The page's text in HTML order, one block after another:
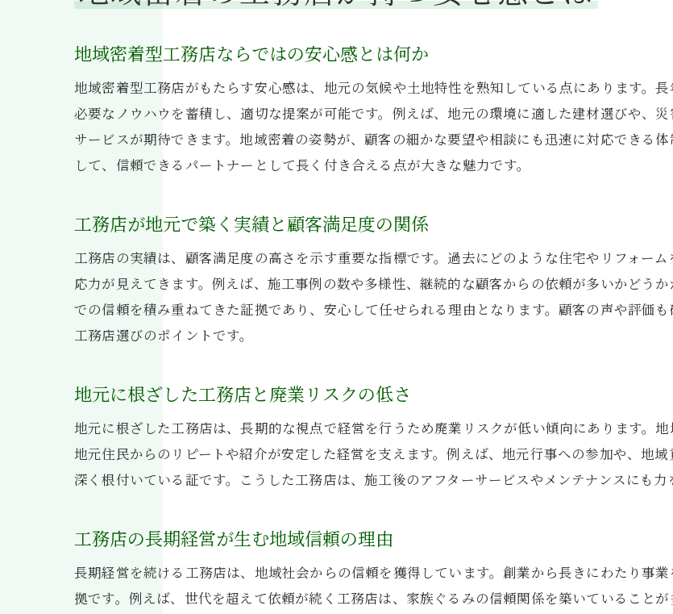
工務店選びでアフター対応を確認する方法
アフターサービス体制強化と工務店業績の
工務店の実績や業績比較で選ぶ住宅建築
複数工務店を比較するときの重要な視点
工務店の経営安定性と建築品質の違い
住宅建築時に工務店選びで外せない要素
長期的な安心を得る工務店の選び方
長期的な安心を重視した工務店選定の秘
長く付き合える工務店の信頼性評価方法
将来も安心な工務店選びのチェックポイ
地域密着型工務店ならではの安心感とは何か
地域密着型工務店がもたらす安心感は、地元の気候や土地特性を熟知している点にあります。
必要なノウハウを蓄積し、適切な提案が可能です。例えば、地元の環境に適した建材選びや、
サービスが期待できます。地域密着の姿勢が、顧客の細かな要望や相談にも迅速に対応できる
して、信頼できるパートナーとして長く付き合える点が大きな魅力です。
工務店が地元で築く実績と顧客満足度の関係
工務店の実績は、顧客満足度の高さを示す重要な指標です。過去にどのような住宅やリフォー
応力が見えてきます。例えば、施工事例の数や多様性、継続的な顧客からの依頼が多いかどう
での信頼を積み重ねてきた証拠であり、安心して任せられる理由となります。顧客の声や評価
工務店選びのポイントです。
地元に根ざした工務店と廃業リスクの低さ
地元に根ざした工務店は、長期的な視点で経営を行うため廃業リスクが低い傾向にあります。
地元住民からのリピートや紹介が安定した経営を支えます。例えば、地元行事への参加や、地
深く根付いている証です。こうした工務店は、施工後のアフターサービスやメンテナンスにも力
工務店の長期経営が生む地域信頼の理由
長期経営を続ける工務店は、地域社会からの信頼を獲得しています。創業から長きにわたり事
拠です。例えば、世代を超えて依頼が続く工務店は、家族ぐるみの信頼関係を築いていること